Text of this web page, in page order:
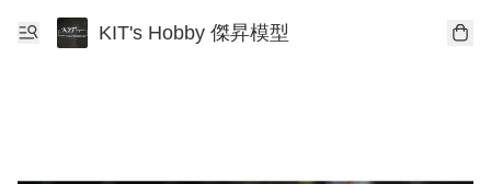
KIT's Hobby 傑昇模型